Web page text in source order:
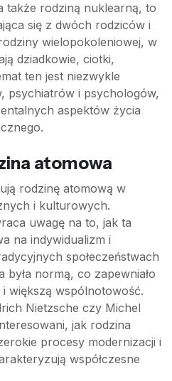
także rodziną nuklearną, to
się z dwóch rodziców i
wielopokoleniowej, w
dziadkowie, ciotki,
ten jest niezwykle
psychiatrów i psychologów,
aspektów życia
atomowa
rodzinę atomową w
i kulturowych.
uwagę na to, jak ta
na indywidualizm i
społeczeństwach
normą, co zapewniało
i większą wspólnotowość.
Nietzsche czy Michel
jak rodzina
procesy modernizacji i
współczesne